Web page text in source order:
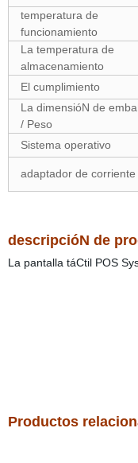
temperatura de
funcionamiento
La temperatura de
almacenamiento
El cumplimiento
La dimensióN de
/ Peso
Sistema operativo
adaptador de corriente
descripcióN de
La pantalla táCtil POS
Productos